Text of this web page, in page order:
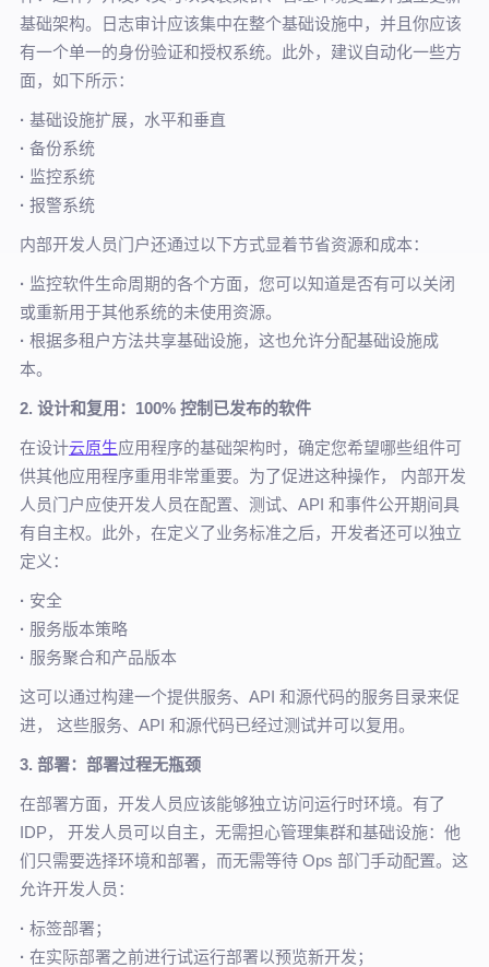
基础架构。日志审计应该集中在整个基础设施中，并且你应该
有一个单一的身份验证和授权系统。此外，建议自动化一些方
面，如下所示：
· 基础设施扩展，水平和垂直
· 备份系统
· 监控系统
· 报警系统
内部开发人员门户还通过以下方式显着节省资源和成本：
· 监控软件生命周期的各个方面，您可以知道是否有可以关闭
或重新用于其他系统的未使用资源。
· 根据多租户方法共享基础设施，这也允许分配基础设施成
本。
2. 设计和复用：100% 控制已发布的软件
在设计云原生应用程序的基础架构时，确定您希望哪些组件可
供其他应用程序重用非常重要。为了促进这种操作， 内部开发
人员门户应使开发人员在配置、测试、API 和事件公开期间具
有自主权。此外，在定义了业务标准之后，开发者还可以独立
定义：
· 安全
· 服务版本策略
· 服务聚合和产品版本
这可以通过构建一个提供服务、API 和源代码的服务目录来促
进， 这些服务、API 和源代码已经过测试并可以复用。
3. 部署：部署过程无瓶颈
在部署方面，开发人员应该能够独立访问运行时环境。有了
IDP， 开发人员可以自主，无需担心管理集群和基础设施：他
们只需要选择环境和部署，而无需等待 Ops 部门手动配置。这
允许开发人员：
· 标签部署；
· 在实际部署之前进行试运行部署以预览新开发；